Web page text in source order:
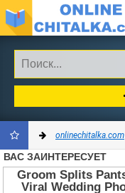
ДОБАВИТЬ
onlinechitalka.com